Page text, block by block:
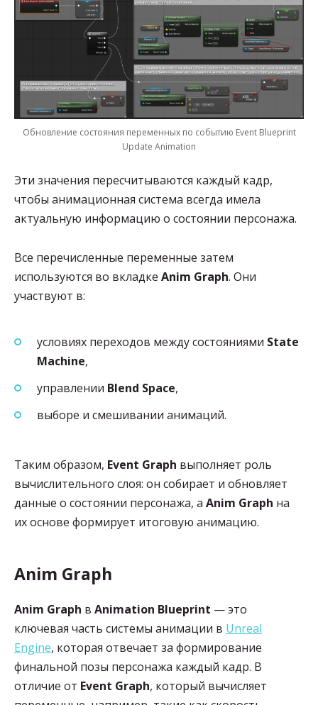
Обновление состояния переменных по событию Event Blueprint
Update Animation
Эти значения пересчитываются каждый кадр,
чтобы анимационная система всегда имела
актуальную информацию о состоянии персонажа.
Все перечисленные переменные затем
используются во вкладке Anim Graph. Они
участвуют в:
условиях переходов между состояниями State
Machine,
управлении Blend Space,
выборе и смешивании анимаций.
Таким образом, Event Graph выполняет роль
вычислительного слоя: он собирает и обновляет
данные о состоянии персонажа, а Anim Graph на
их основе формирует итоговую анимацию.
Anim Graph
Anim Graph в Animation Blueprint — это
ключевая часть системы анимации в Unreal
Engine, которая отвечает за формирование
финальной позы персонажа каждый кадр. В
отличие от Event Graph, который вычисляет